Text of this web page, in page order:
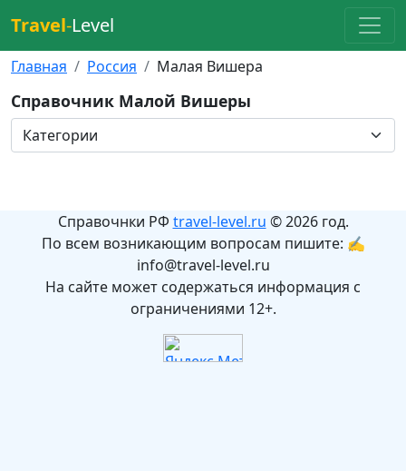
Travel-Level
Главная Россия Малая Вишера
Справочник Малой Вишеры
Справочнки РФ travel-level.ru © 2026 год.
По всем возникающим вопросам пишите: ✍
info@travel-level.ru
На сайте может содержаться информация с
ограничениями 12+.